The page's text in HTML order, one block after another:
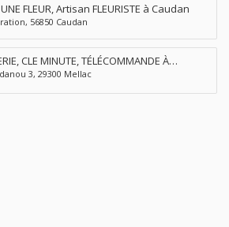
FLEUR, Artisan FLEURISTE à Caudan
56850 Caudan
CLE MINUTE, TÉLÉCOMMANDE À
3, 29300 Mellac